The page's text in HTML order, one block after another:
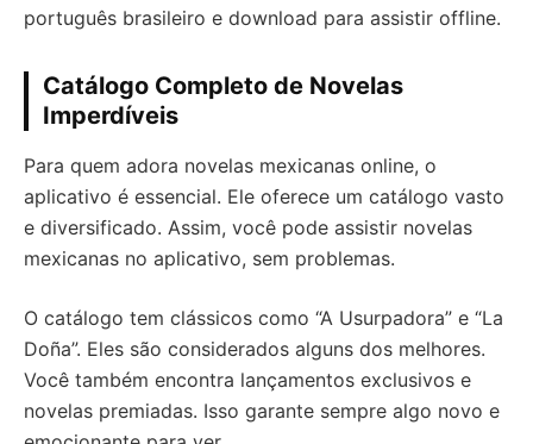
português brasileiro e download para assistir offline.
Catálogo Completo de Novelas
Imperdíveis
Para quem adora novelas mexicanas online, o
aplicativo é essencial. Ele oferece um catálogo vasto
e diversificado. Assim, você pode assistir novelas
mexicanas no aplicativo, sem problemas.
O catálogo tem clássicos como “A Usurpadora” e “La
Doña”. Eles são considerados alguns dos melhores.
Você também encontra lançamentos exclusivos e
novelas premiadas. Isso garante sempre algo novo e